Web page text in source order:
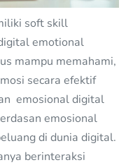
soft skill
emotional
mampu memahami,
secara efektif
emosional digital
emosional
di dunia digital.
berinteraksi